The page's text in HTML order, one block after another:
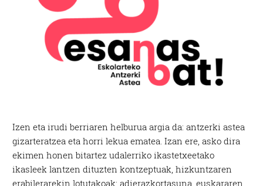
Izen eta irudi berriaren helburua argia da: antzerki astea
gizarteratzea eta horri lekua ematea. Izan ere, asko dira
ekimen honen bitartez udalerriko ikastetxeetako
ikasleek lantzen dituzten kontzeptuak, hizkuntzaren
erabilerarekin lotutakoak: adierazkortasuna, euskararen